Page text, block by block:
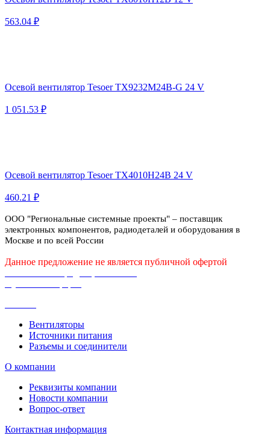
563.04 ₽
Осевой вентилятор Tesoer TX9232M24B-G 24 V
1 051.53 ₽
Осевой вентилятор Tesoer TX4010H24B 24 V
460.21 ₽
ООО "Региональные системные проекты" – поставщик
электронных компонентов, радиодеталей и оборудования в
Москве и по всей России
Данное предложение не является публичной офертой
Вентиляторы
Источники питания
Разъемы и соединители
О компании
Реквизиты компании
Новости компании
Вопрос-ответ
Контактная информация